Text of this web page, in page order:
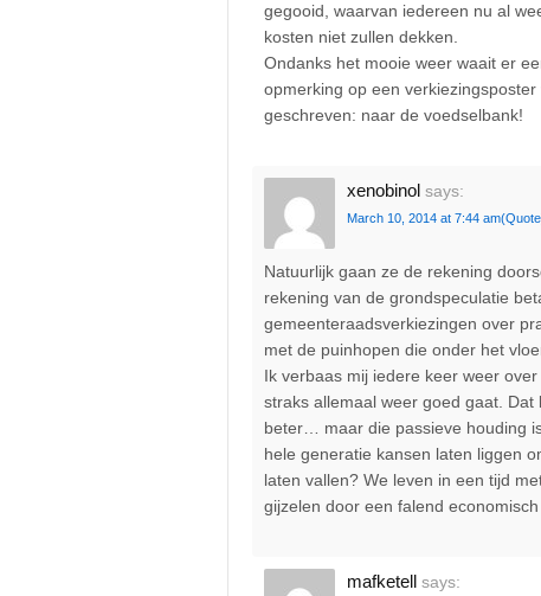
gegooid, waarvan iedereen nu al
kosten niet zullen dekken.
Ondanks het mooie weer waait er
opmerking op een
geschreven: naar de voedselbank!
xenobinol says:
March 10, 2014 at 7:44 am
Natuurlijk gaan ze de rekening
rekening van de grondspeculatie
gemeenteraadsverkiezingen over
met de puinhopen die onder het
Ik verbaas mij iedere keer weer
straks allemaal weer goed gaat.
beter… maar die passieve houding
hele generatie kansen laten liggen
laten vallen? We leven in een tijd
gijzelen door een falend
mafketell says: